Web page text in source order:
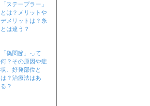
「ステープラー」
とは？メリットや
デメリットは？糸
とは違う？
「偽関節」って
何？その原因や症
状、好発部位と
は？治療法はあ
る？